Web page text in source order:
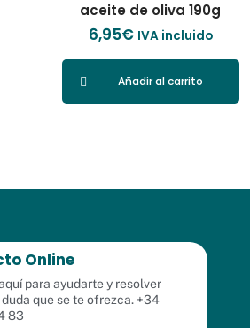
aceite de oliva 190g
6,95€ IVA incluido
Añadir al carrito
Online
para ayudarte y resolver
que se te ofrezca. +34
83